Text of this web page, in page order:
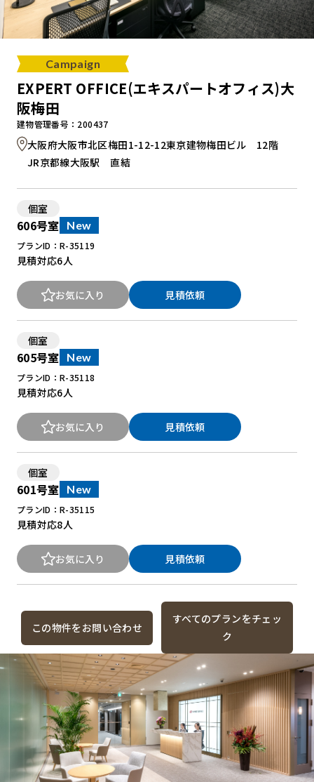
Campaign
EXPERT OFFICE(エキスパートオフィス)大
阪梅田
建物管理番号：200437
大阪府大阪市北区梅田1-12-12東京建物梅田ビル 12階
JR京都線大阪駅 直結
個室
606号室 New
プランID：R-35119
見積対応6人
お気に入り 見積依頼
個室
605号室 New
プランID：R-35118
見積対応6人
お気に入り 見積依頼
個室
601号室 New
プランID：R-35115
見積対応8人
お気に入り 見積依頼
この物件をお問い合わせ
すべてのプランをチェッ
ク